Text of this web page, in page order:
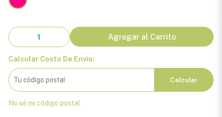
Agregar al Carrito
Calcular Costo De Envío:
Calcular
No sé mi código postal